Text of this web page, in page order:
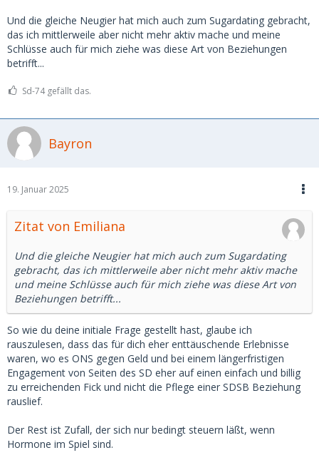
Das heisst das Ganze ist halt eine stetige Gratwanderung.
Und die gleiche Neugier hat mich auch zum Sugardating gebracht,
das ich mittlerweile aber nicht mehr aktiv mache und meine
Schlüsse auch für mich ziehe was diese Art von Beziehungen
betrifft...
Sd-74 gefällt das.
Bayron
19. Januar 2025
Zitat von Emiliana
Und die gleiche Neugier hat mich auch zum Sugardating
gebracht, das ich mittlerweile aber nicht mehr aktiv mache
und meine Schlüsse auch für mich ziehe was diese Art von
Beziehungen betrifft...
So wie du deine initiale Frage gestellt hast, glaube ich
rauszulesen, dass das für dich eher enttäuschende Erlebnisse
waren, wo es ONS gegen Geld und bei einem längerfristigen
Engagement von Seiten des SD eher auf einen einfach und billig
zu erreichenden Fick und nicht die Pflege einer SDSB Beziehung
rauslief.
Der Rest ist Zufall, der sich nur bedingt steuern läßt, wenn
Hormone im Spiel sind.